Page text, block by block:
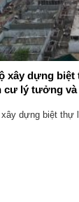
xây dựng biệt
cư lý tưởng
dựng biệt thự